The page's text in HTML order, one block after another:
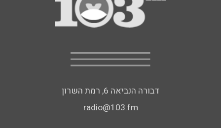
דבורה הנביאה 6, רמת השרון
radio@103.fm